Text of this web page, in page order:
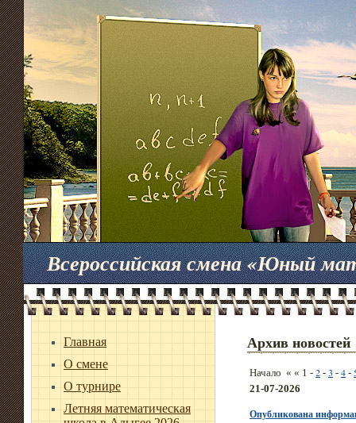
Всероссийская смена «Юный
Главная
О смене
О турнире
Летняя математическая
Архив новостей
Начало « « 1 - 2 - 3 - 4 -
21-07-2026
Опубликована